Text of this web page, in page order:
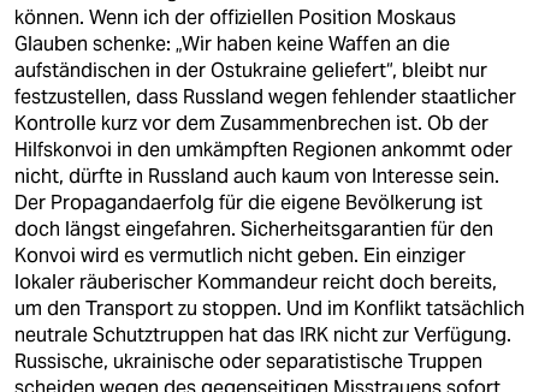
können. Wenn ich der offiziellen Position Moskaus
Glauben schenke: „Wir haben keine Waffen an die
aufständischen in der Ostukraine geliefert“, bleibt nur
festzustellen, dass Russland wegen fehlender staatlicher
Kontrolle kurz vor dem Zusammenbrechen ist. Ob der
Hilfskonvoi in den umkämpften Regionen ankommt oder
nicht, dürfte in Russland auch kaum von Interesse sein.
Der Propagandaerfolg für die eigene Bevölkerung ist
doch längst eingefahren. Sicherheitsgarantien für den
Konvoi wird es vermutlich nicht geben. Ein einziger
lokaler räuberischer Kommandeur reicht doch bereits,
um den Transport zu stoppen. Und im Konflikt tatsächlich
neutrale Schutztruppen hat das IRK nicht zur Verfügung.
Russische, ukrainische oder separatistische Truppen